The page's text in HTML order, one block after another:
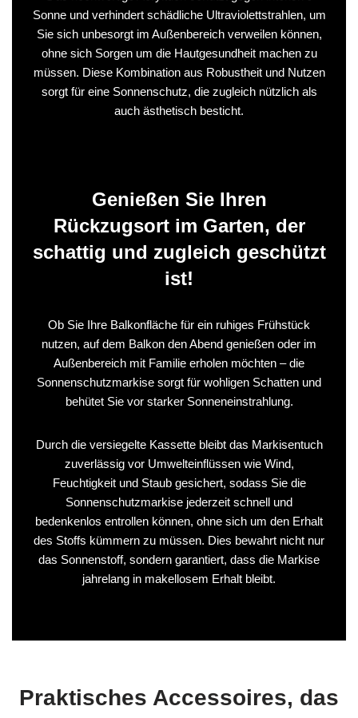
Sonne und verhindert schädliche Ultraviolettstrahlen, um
Sie sich unbesorgt im Außenbereich verweilen können,
ohne sich Sorgen um die Hautgesundheit machen zu
müssen. Diese Kombination aus Robustheit und Nutzen
sorgt für eine Sonnenschutz, die zugleich nützlich als
auch ästhetisch besticht.
Genießen Sie Ihren
Rückzugsort im Garten, der
schattig und zugleich geschützt
ist!
Ob Sie Ihre Balkonfläche für ein ruhiges Frühstück
nutzen, auf dem Balkon den Abend genießen oder im
Außenbereich mit Familie erholen möchten – die
Sonnenschutzmarkise sorgt für wohligen Schatten und
behütet Sie vor starker Sonneneinstrahlung.
Durch die versiegelte Kassette bleibt das Markisentuch
zuverlässig vor Umwelteinflüssen wie Wind,
Feuchtigkeit und Staub gesichert, sodass Sie die
Sonnenschutzmarkise jederzeit schnell und
bedenkenlos entrollen können, ohne sich um den Erhalt
des Stoffs kümmern zu müssen. Dies bewahrt nicht nur
das Sonnenstoff, sondern garantiert, dass die Markise
jahrelang in makellosem Erhalt bleibt.
Praktisches Accessoires, das